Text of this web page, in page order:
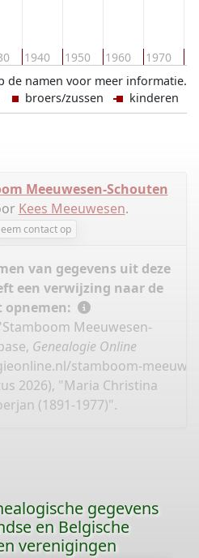
1940 1950 1960 1970
de namen voor meer informatie.
broers/zussen kinderen
Meeuwesen-Schouten
Kees Meeuwesen.
contact op
van gegevens uit deze
een verwijzing naar de
opnemen:
Meeuwesen-
Genealogie Online
stamboom-
2026), "Maria Christina
(1891-1977)".
gegevens
en Belgische
verenigingen